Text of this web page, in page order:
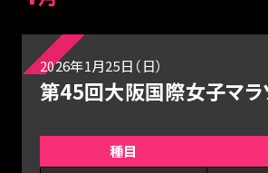
2026年1月25日（日）
第45回大阪国際女子マラ
種目